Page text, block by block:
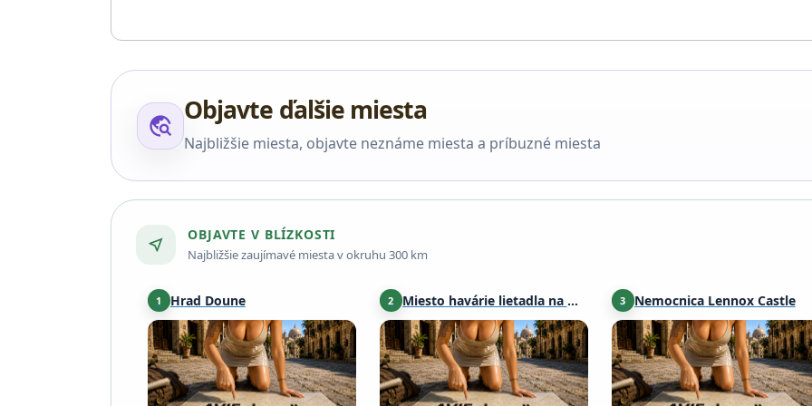
travel_explore Objavte ďalšie miesta
Najbližšie miesta, objavte neznáme miesta a príbuzné miesta
near_me
OBJAVTE V BLÍZKOSTI
Najbližšie zaujímavé miesta v okruhu 300 km
1 Hrad Doune
Scotland·9,8 km
2 Miesto havárie lietadla na Meikle Bin
Stirling·17 km
3 Nemocnica Lennox Castle
Lennoxtown·24 km